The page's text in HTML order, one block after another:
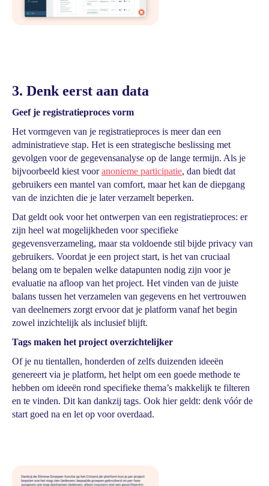
3. Denk eerst aan data
Geef je registratieproces vorm
Het vormgeven van je registratieproces is meer dan een
administratieve stap. Het is een strategische beslissing met
gevolgen voor de gegevensanalyse op de lange termijn. Als je
bijvoorbeeld kiest vooranonieme participatie, dan biedt dat
gebruikers een mantel van comfort, maar het kan de diepgang
van de inzichten die je later verzamelt beperken.
Dat geldt ook voor het ontwerpen van een registratieproces: er
zijn heel wat mogelijkheden voor specifieke
gegevensverzameling, maar sta voldoende stil bijde privacy van
gebruikers. Voordat je een project start, is het van cruciaal
belang om te bepalen welke datapunten nodig zijn voor je
evaluatie na afloop van het project. Het vinden van de juiste
balans tussen het verzamelen van gegevens en het vertrouwen
van deelnemers zorgt ervoor dat je platform vanaf het begin
zowel inzichtelijk als inclusief blijft.
Tags maken het project overzichtelijker
Of je nu tientallen, honderden of zelfs duizenden ideeën
genereert via je platform, het helpt om een goede methode te
hebben om ideeën rond specifieke thema’s makkelijk te filteren
en te vinden. Dit kan dankzij tags. Ook hier geldt: denk vóór de
start goed na en let op voor overdaad.